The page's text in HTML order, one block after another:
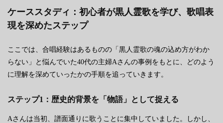
ケーススタディ：初心者が黒人霊歌を学び、歌唱表
現を深めたステップ
ここでは、合唱経験はあるものの「黒人霊歌の魂の込め方がわか
らない」と悩んでいた40代の主婦Aさんの事例をもとに、どのよう
に理解を深めていったかの手順を追っていきます。
ステップ1：歴史的背景を「物語」として捉える
Aさんは当初、譜面通りに歌うことに集中していました。しかし、